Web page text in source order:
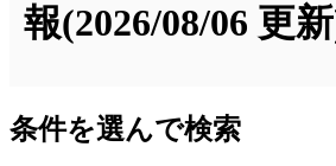
報(2026/08/06 更
条件を選んで検索